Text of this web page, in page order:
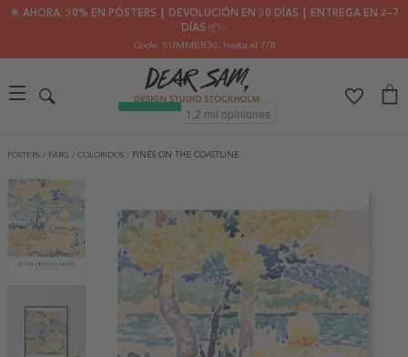
🌟 AHORA: 30% EN PÓSTERS ┃ DEVOLUCIÓN EN 30 DÍAS ┃ ENTREGA EN 2–7
DÍAS 📦✨
Code: SUMMER30, hasta el 7/8
PÓSTERS / FÄRG / COLORIDOS / PINES ON THE COASTLINE